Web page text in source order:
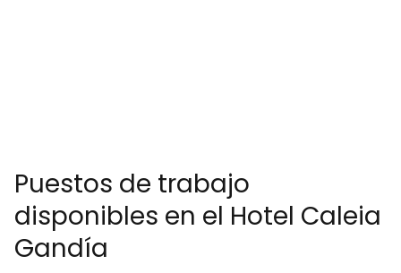
Puestos de trabajo
disponibles en el Hotel Caleia
Gandía